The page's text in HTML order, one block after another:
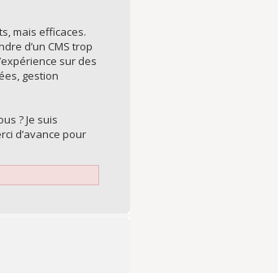
mais efficaces.
d’un CMS trop
sur des
gestion
? Je suis
d’avance pour